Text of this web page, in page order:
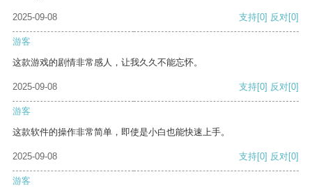
2025-09-08 支持[0] 反对[0]
游客
这款游戏的剧情非常感人，让我久久不能忘怀。
2025-09-08 支持[0] 反对[0]
游客
这款软件的操作非常简单，即使是小白也能快速上手。
2025-09-08 支持[0] 反对[0]
游客